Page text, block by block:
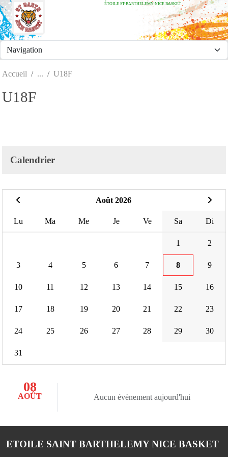
ÉTOILE ST-BARTHELEMY NICE BASKET
Accueil U18F
U18F
Calendrier
Août 2026
Lu Ma Me Je Ve Sa Di
1 2
3 4 5 6 7 8 9
10 11 12 13 14 15 16
17 18 19 20 21 22 23
24 25 26 27 28 29 30
31
08
AOÛT Aucun évènement aujourd'hui
ETOILE SAINT BARTHELEMY NICE BASKET
Panneau de gestion des cookies